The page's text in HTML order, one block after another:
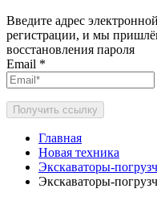
Введите адрес
регистрации, и мы
восстановления пароля
Email *
Получить ссылку
Главная
Новая техника
Экскаваторы-
Экскаваторы-